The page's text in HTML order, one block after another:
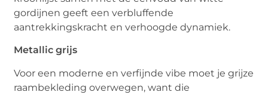
gordijnen geeft een verbluffende
aantrekkingskracht en verhoogde dynamiek.
Metallic grijs
Voor een moderne en verfijnde vibe moet je grijze
raambekleding overwegen, want die